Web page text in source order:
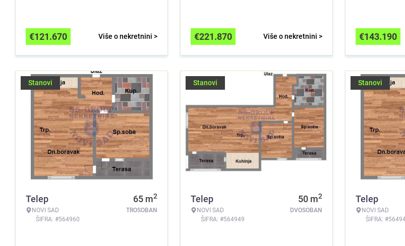
Više o nekretnini >
€121.670 Više o nekretnini >
€221.870 €143.190
Stanovi
Telep
NOVI SAD
ŠIFRA: #564960
65 m2
TROSOBAN
Stanovi
Telep
NOVI SAD
ŠIFRA: #564949
50 m2
DVOSOBAN
Stanovi
Telep
NOVI SAD
ŠIFRA: